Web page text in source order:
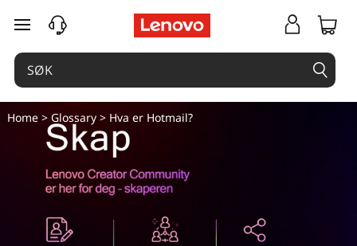
gå til hovedinnhold
Home> Glossary> Hva er Hotmail?